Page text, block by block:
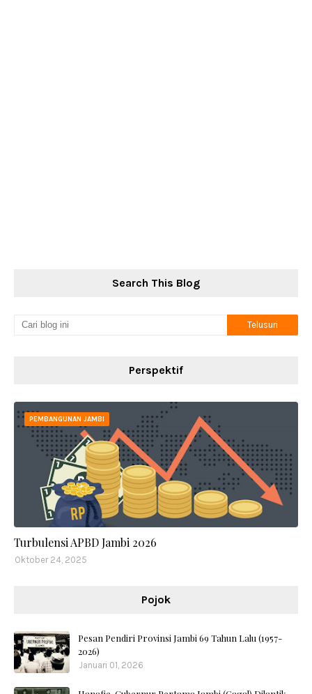
Search This Blog
Perspektif
PEMBANGUNAN JAMBI
Turbulensi APBD Jambi 2026
Oktober 24, 2025
Pojok
Pesan Pendiri Provinsi Jambi 69 Tahun Lalu (1957-
2026)
Januari 01, 2026